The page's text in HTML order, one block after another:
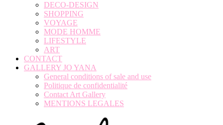
DECO-DESIGN
SHOPPING
VOYAGE
MODE HOMME
LIFESTYLE
ART
CONTACT
GALLERY JO YANA
General conditions of sale and use
Politique de confidentialité
Contact Art Gallery
MENTIONS LEGALES